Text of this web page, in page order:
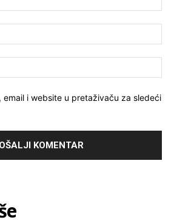
email i website u pretaživaču za sledeći